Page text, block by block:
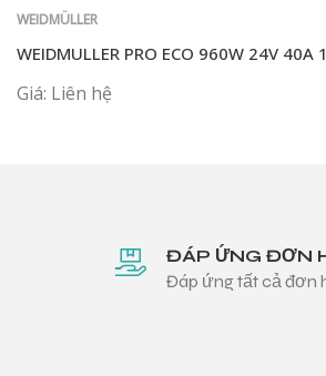
WEIDMÜLLER
WEIDMULLER PRO ECO 960W 24V
Giá: Liên hệ
ĐÁP ỨNG ĐƠN
Đáp ứng tất cả đơn